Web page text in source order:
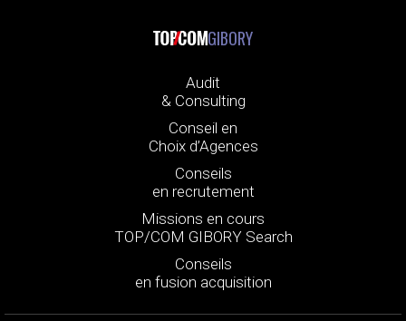
GIBORY
Audit
& Consulting
Conseil en
Choix d’Agences
Conseils
en recrutement
Missions en cours
TOP/COM GIBORY Search
Conseils
en fusion acquisition